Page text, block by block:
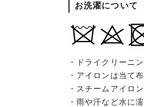
お洗濯について
・ドライクリーニ
・アイロンは当て
・スチームアイロ
・雨や汗など水に